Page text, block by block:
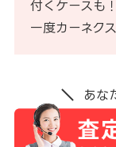
付くケースも
一度カーネク
あな